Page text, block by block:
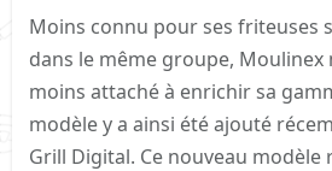
Moins connu pour ses friteuses
dans le même groupe, Moulinex
moins attaché à enrichir sa
modèle y a ainsi été ajouté
Grill Digital. Ce nouveau